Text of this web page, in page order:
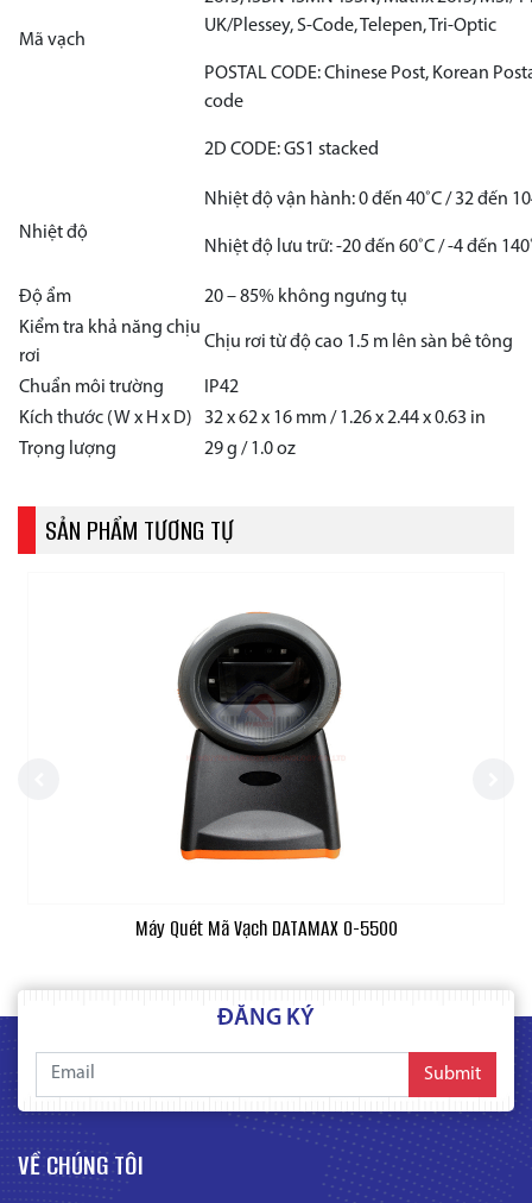
Mã vạch
UK/Plessey, S-Code, Telepen, Tri-Optic
POSTAL CODE: Chinese Post, Korean
code
2D CODE: GS1 stacked
Nhiệt độ
Nhiệt độ vận hành: 0 đến 40˚C / 32 đến
Nhiệt độ lưu trữ: -20 đến 60˚C / -4 đến
Độ ẩm
20 – 85% không ngưng tụ
Kiểm tra khả năng chịu
rơi
Chịu rơi từ độ cao 1.5 m lên sàn bê tông
Chuẩn môi trường
IP42
Kích thước (W x H x D)
32 x 62 x 16 mm / 1.26 x 2.44 x 0.63 in
Trọng lượng
29 g / 1.0 oz
SẢN PHẨM TƯƠNG TỰ
Máy Quét Mã Vạch DATAMAX O-5500
ĐĂNG KÝ
Submit
VỀ CHÚNG TÔI